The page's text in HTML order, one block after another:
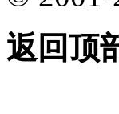
返回顶